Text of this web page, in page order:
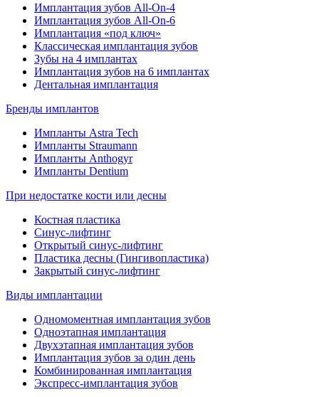
Имплантация зубов All-On-4
Имплантация зубов All-On-6
Имплантация «под ключ»
Классическая имплантация зубов
Зубы на 4 имплантах
Имплантация зубов на 6 имплантах
Дентальная имплантация
Бренды имплантов
Импланты Astra Tech
Импланты Straumann
Импланты Anthogyr
Импланты Dentium
При недостатке кости или десны
Костная пластика
Синус-лифтинг
Открытый синус-лифтинг
Пластика десны (Гингивопластика)
Закрытый синус-лифтинг
Виды имплантации
Одномоментная имплантация зубов
Одноэтапная имплантация
Двухэтапная имплантация зубов
Имплантация зубов за один день
Комбинированная имплантация
Экспресс-имплантация зубов